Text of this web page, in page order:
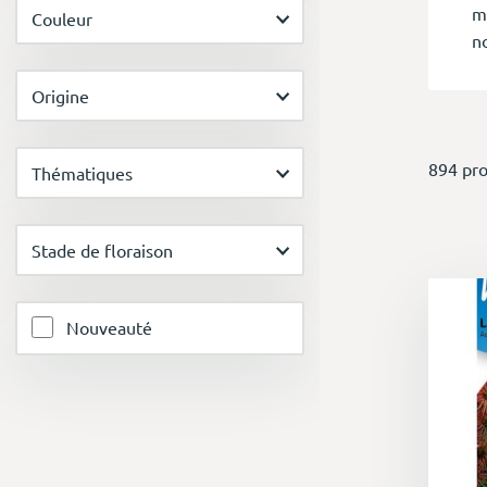
Couleur
Origine
Thématiques
Stade de floraison
Nouveauté
894